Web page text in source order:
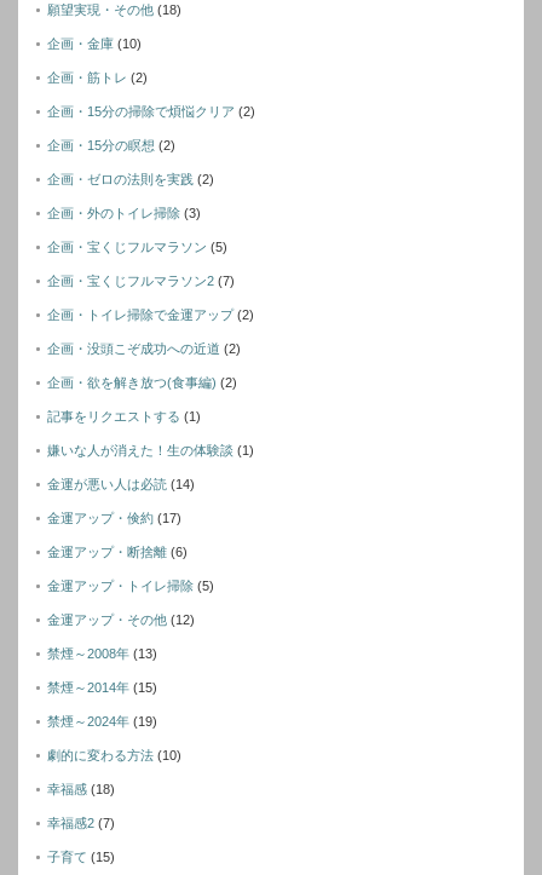
願望実現・その他 (18)
企画・金庫 (10)
企画・筋トレ (2)
企画・15分の掃除で煩悩クリア (2)
企画・15分の瞑想 (2)
企画・ゼロの法則を実践 (2)
企画・外のトイレ掃除 (3)
企画・宝くじフルマラソン (5)
企画・宝くじフルマラソン2 (7)
企画・トイレ掃除で金運アップ(2)
企画・没頭こぞ成功への近道 (2)
企画・欲を解き放つ(食事編) (2)
記事をリクエストする (1)
嫌いな人が消えた！生の体験談 (1)
金運が悪い人は必読 (14)
金運アップ・倹約 (17)
金運アップ・断捨離 (6)
金運アップ・トイレ掃除 (5)
金運アップ・その他 (12)
禁煙～2008年 (13)
禁煙～2014年 (15)
禁煙～2024年 (19)
劇的に変わる方法 (10)
幸福感 (18)
幸福感2 (7)
子育て (15)